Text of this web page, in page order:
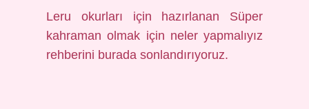
Leru okurları için hazırlanan Süper
kahraman olmak için neler yapmalıyız
rehberini burada sonlandırıyoruz.